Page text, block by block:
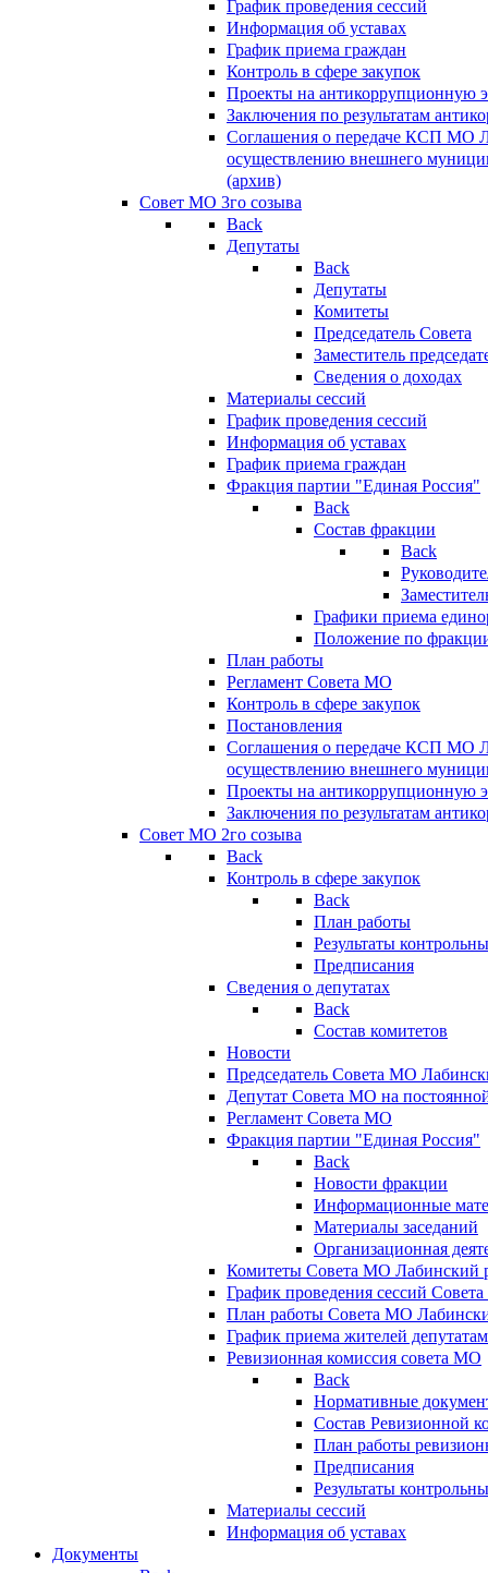
График проведения сессий
Информация об уставах
График приема граждан
Контроль в сфере закупок
Проекты на антикоррупционную
Заключения по результатам
Соглашения о передаче КСП МО
осуществлению внешнего
(архив)
Совет МО 3го созыва
Back
Депутаты
Back
Депутаты
Комитеты
Председатель Совета
Заместитель
Сведения о доходах
Материалы сессий
График проведения сессий
Информация об уставах
График приема граждан
Фракция партии "Единая Россия"
Back
Состав фракции
Back
Графики приема
Положение по
План работы
Регламент Совета МО
Контроль в сфере закупок
Постановления
Соглашения о передаче КСП МО
осуществлению внешнего
Проекты на антикоррупционную
Заключения по результатам
Совет МО 2го созыва
Back
Контроль в сфере закупок
Back
План работы
Результаты
Предписания
Сведения о депутатах
Back
Состав комитетов
Новости
Председатель Совета МО
Депутат Совета МО на
Регламент Совета МО
Фракция партии "Единая Россия"
Back
Новости фракции
Информационные
Материалы заседаний
Организационная
Комитеты Совета МО Лабинский
График проведения сессий
План работы Совета МО
График приема жителей
Ревизионная комиссия совета МО
Back
Нормативные
Состав Ревизионной
План работы
Предписания
Результаты
Материалы сессий
Информация об уставах
Документы